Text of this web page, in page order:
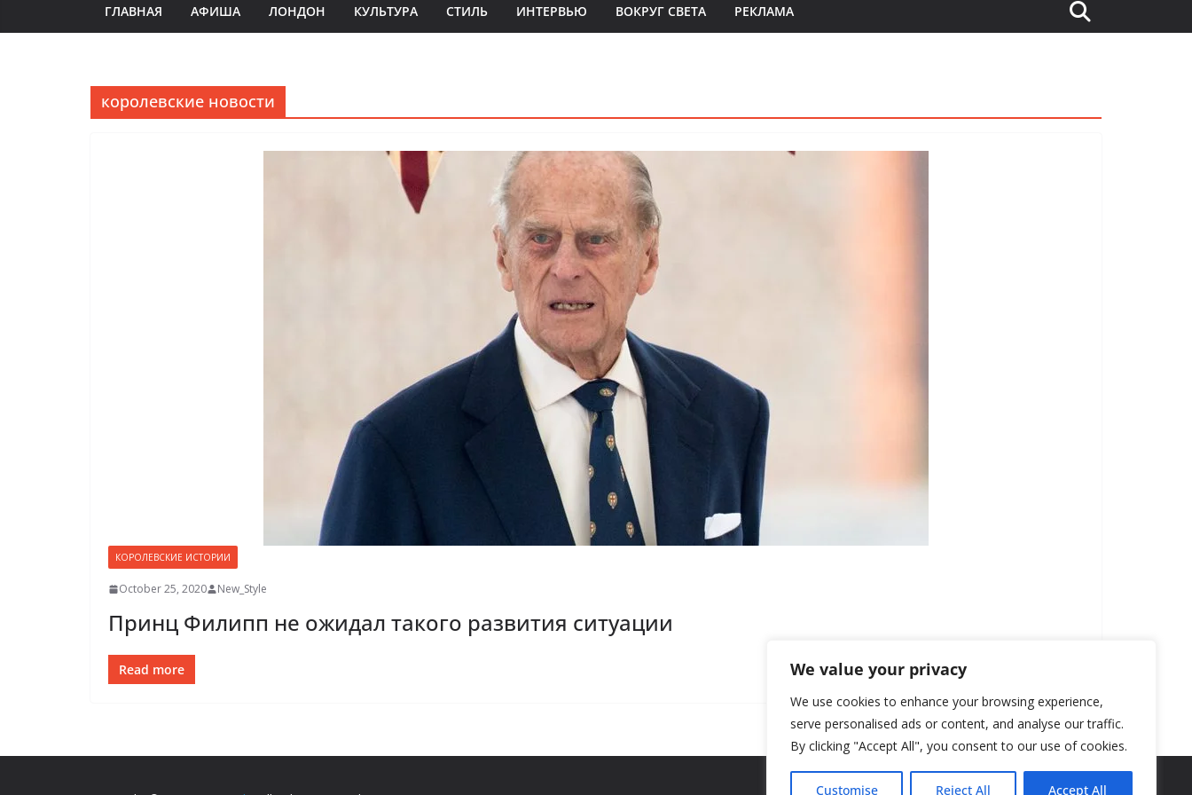
We value your privacy
We use cookies to enhance your browsing experience,
serve personalised ads or content, and analyse our traffic.
By clicking "Accept All", you consent to our use of cookies.
Customise Reject All Accept All
ГЛАВНАЯ АФИША ЛОНДОН КУЛЬТУРА СТИЛЬ ИНТЕРВЬЮ ВОКРУГ СВЕТА РЕКЛАМА
королевские новости
КОРОЛЕВСКИЕ ИСТОРИИ
October 25, 2020 New_Style
Принц Филипп не ожидал такого развития ситуации
Read more